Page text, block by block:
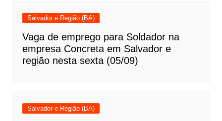
Salvador e Região (BA)
Vaga de emprego para Soldador na
empresa Concreta em Salvador e
região nesta sexta (05/09)
Salvador e Região (BA)